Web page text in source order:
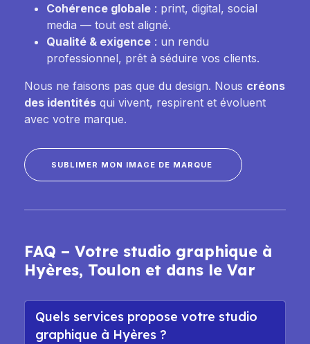
Cohérence globale : print, digital, social
media — tout est aligné.
Qualité & exigence : un rendu
professionnel, prêt à séduire vos clients.
Nous ne faisons pas que du design. Nous créons
des identités qui vivent, respirent et évoluent
avec votre marque.
SUBLIMER MON IMAGE DE MARQUE
FAQ – Votre studio graphique à
Hyères, Toulon et dans le Var
Quels services propose votre studio
graphique à Hyères ?